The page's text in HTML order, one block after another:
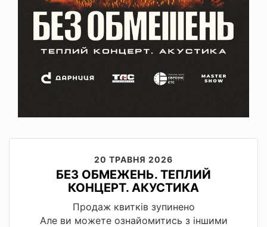
20 ТРАВНЯ 2026
БЕЗ ОБМЕЖЕНЬ. ТЕПЛИЙ
КОНЦЕРТ. АКУСТИКА
Продаж квитків зупинено
Але ви можете ознайомитись з іншими